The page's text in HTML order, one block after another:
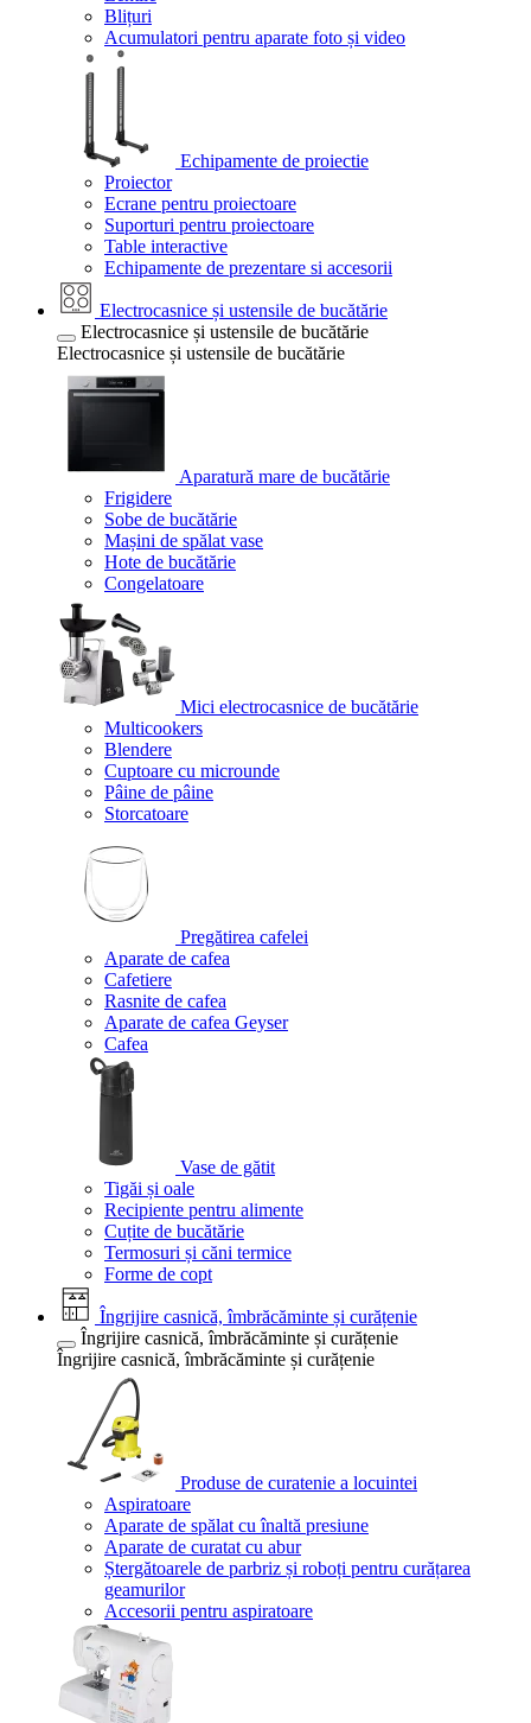
Blițuri
Acumulatori pentru aparate foto și video
Echipamente de proiectie
Proiector
Ecrane pentru proiectoare
Suporturi pentru proiectoare
Table interactive
Echipamente de prezentare si accesorii
Electrocasnice și ustensile de bucătărie
Electrocasnice și ustensile de bucătărie
Electrocasnice și ustensile de bucătărie
Aparatură mare de bucătărie
Frigidere
Sobe de bucătărie
Mașini de spălat vase
Hote de bucătărie
Congelatoare
Mici electrocasnice de bucătărie
Multicookers
Blendere
Cuptoare cu microunde
Pâine de pâine
Storcatoare
Pregătirea cafelei
Aparate de cafea
Cafetiere
Rasnite de cafea
Aparate de cafea Geyser
Cafea
Vase de gătit
Tigăi și oale
Recipiente pentru alimente
Cuțite de bucătărie
Termosuri și căni termice
Forme de copt
Îngrijire casnică, îmbrăcăminte și curățenie
Îngrijire casnică, îmbrăcăminte și curățenie
Îngrijire casnică, îmbrăcăminte și curățenie
Produse de curatenie a locuintei
Aspiratoare
Aparate de spălat cu înaltă presiune
Aparate de curatat cu abur
Ștergătoarele de parbriz și roboți pentru curățarea
geamurilor
Accesorii pentru aspiratoare